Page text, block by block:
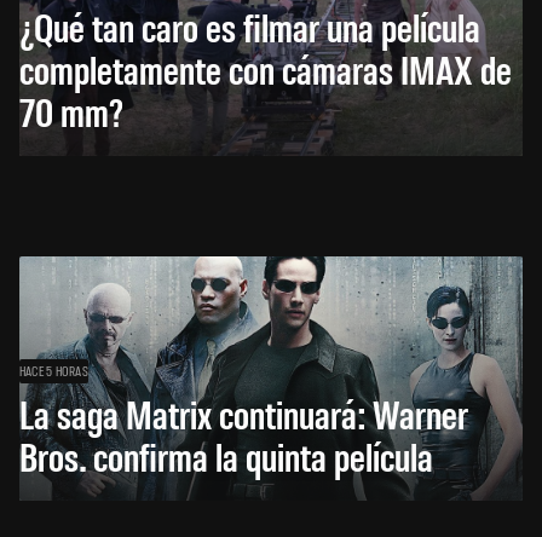
¿Qué tan caro es filmar una película
completamente con cámaras IMAX de
70 mm?
HACE 5 HORAS
La saga Matrix continuará: Warner
Bros. confirma la quinta película